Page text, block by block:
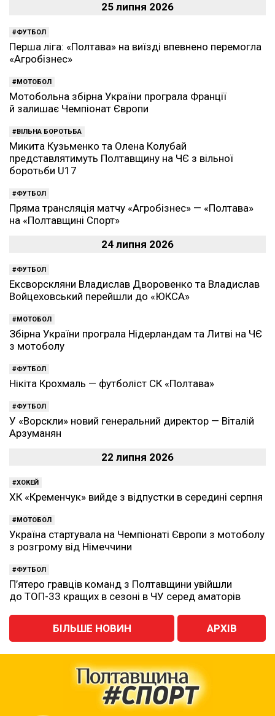
25 липня 2026
ФУТБОЛ
Перша ліга: «Полтава» на виїзді впевнено перемогла
«Агробізнес»
МОТОБОЛ
Мотобольна збірна України програла Франції
й залишає Чемпіонат Європи
ВІЛЬНА БОРОТЬБА
Микита Кузьменко та Олена Колубай
представлятимуть Полтавщину на ЧЄ з вільної
боротьби U17
ФУТБОЛ
Пряма трансляція матчу «Агробізнес» — «Полтава»
на «Полтавщині Спорт»
24 липня 2026
ФУТБОЛ
Ексворскляни Владислав Дворовенко та Владислав
Войцеховський перейшли до «ЮКСА»
МОТОБОЛ
Збірна України програла Нідерландам та Литві на ЧЄ
з мотоболу
ФУТБОЛ
Нікіта Крохмаль — футболіст СК «Полтава»
ФУТБОЛ
У «Ворскли» новий генеральний директор — Віталій
Арзуманян
22 липня 2026
ХОКЕЙ
ХК «Кременчук» вийде з відпустки в середині серпня
МОТОБОЛ
Україна стартувала на Чемпіонаті Європи з мотоболу
з розгрому від Німеччини
ФУТБОЛ
П’ятеро гравців команд з Полтавщини увійшли
до ТОП-33 кращих в сезоні в ЧУ серед аматорів
БІЛЬШЕ НОВИН АРХІВ